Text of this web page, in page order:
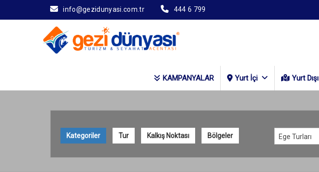
info@gezidunyasi.com.tr 444 6 799
KAMPANYALAR Yurt İçi Yurt Dışı
Kategoriler Tur Kalkış Noktası Bölgeler Ege Turları